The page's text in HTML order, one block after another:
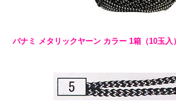
パナミ メタリックヤーン カラー 1箱（10玉入